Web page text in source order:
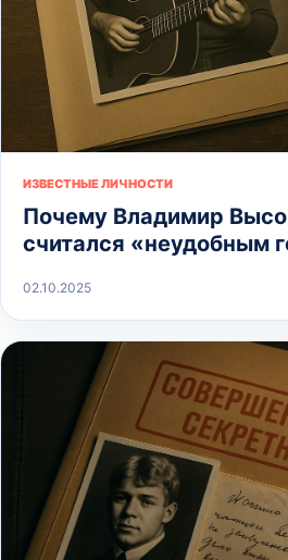
ИЗВЕСТНЫЕ ЛИЧНОСТИ
Почему Владимир
считался «неудобным
02.10.2025